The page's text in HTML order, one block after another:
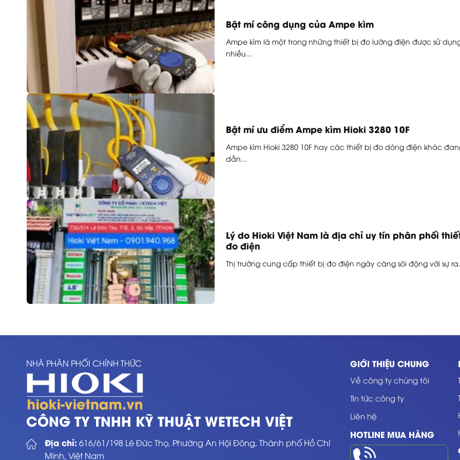
Bật mí công dụng của Ampe kìm
Ampe kìm là một trong những thiết bị đo lường điện được sử
nhiều...
Bật mí ưu điểm Ampe kìm Hioki 3280 10F
Ampe kìm Hioki 3280 10F hay các thiết bị đo dòng điện khác
dần...
Lý do Hioki Việt Nam là địa chỉ uy tín phân phối
đo điện
Thị trường cung cấp thiết bị đo điện ngày càng sôi động với sự
NHÀ PHÂN PHỐI CHÍNH THỨC
CÔNG TY TNHH KỸ THUẬT WETECH VIỆT
Địa chỉ: 616/61/198 Lê Đức Thọ, Phường An Hội Đông, Thành phố Hồ Chí
Minh, Việt Nam
GIỚI THIỆU CHUNG
Về công ty chúng tôi
Tin tức công ty
Liên hệ
HOTLINE MUA HÀNG